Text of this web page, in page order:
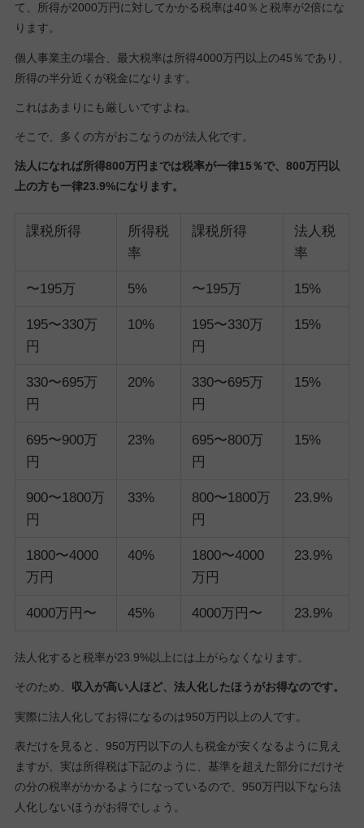
て、所得が2000万円に対してかかる税率は40％と税率が2倍にな
ります。
個人事業主の場合、最大税率は所得4000万円以上の45％であり、
所得の半分近くが税金になります。
これはあまりにも厳しいですよね。
そこで、多くの方がおこなうのが法人化です。
法人になれば所得800万円までは税率が一律15％で、800万円以
上の方も一律23.9%になります。
課税所得
所得税
率
課税所得
法人税
率
〜195万 5% 〜195万 15%
195〜330万
円
10%
195〜330万
円
15%
330〜695万
円
20%
330〜695万
円
15%
695〜900万
円
23%
695〜800万
円
15%
900〜1800万
円
33%
800〜1800万
円
23.9%
1800〜4000
万円
40%
1800〜4000
万円
23.9%
4000万円〜 45% 4000万円〜 23.9%
法人化すると税率が23.9%以上には上がらなくなります。
そのため、 収入が高い人ほど、法人化したほうがお得なのです。
実際に法人化してお得になるのは950万円以上の人です。
表だけを見ると、950万円以下の人も税金が安くなるように見え
ますが、実は所得税は下記のように、基準を超えた部分にだけそ
の分の税率がかかるようになっているので、950万円以下なら法
人化しないほうがお得でしょう。